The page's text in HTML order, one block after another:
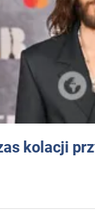
kolacji